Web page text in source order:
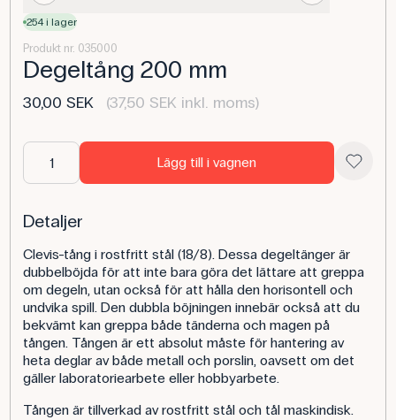
254 i lager
Produkt nr. 035000
Degeltång 200 mm
30,00 SEK (37,50 SEK inkl. moms)
Lägg till i vagnen
Detaljer
Clevis-tång i rostfritt stål (18/8). Dessa degeltänger är
dubbelböjda för att inte bara göra det lättare att greppa
om degeln, utan också för att hålla den horisontell och
undvika spill. Den dubbla böjningen innebär också att du
bekvämt kan greppa både tänderna och magen på
tången. Tången är ett absolut måste för hantering av
heta deglar av både metall och porslin, oavsett om det
gäller laboratoriearbete eller hobbyarbete.
Tången är tillverkad av rostfritt stål och tål maskindisk.